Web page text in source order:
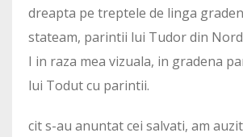
dreapta pe treptele de linga
stateam, parintii lui Tudor din
I in raza mea vizuala, in gradena
lui Todut cu parintii.
cit s-au anuntat cei salvati, am